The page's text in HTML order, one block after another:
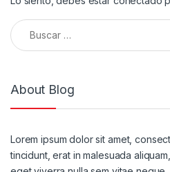
Buscar:
About Blog
Lorem ipsum dolor sit amet,
tincidunt, erat in malesuada